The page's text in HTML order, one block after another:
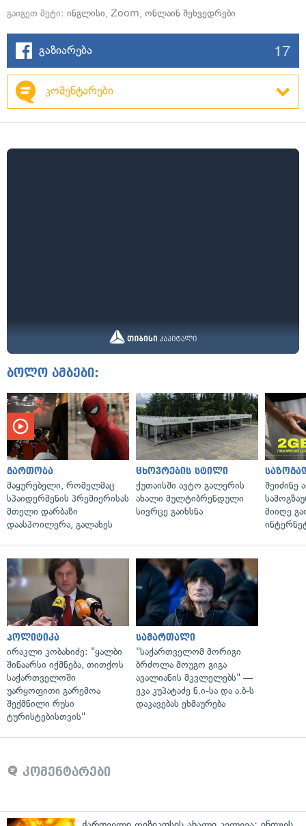
გაიგეთ მეტი: ინგლისი, Zoom, ონლაინ შეხვედრები
გაზიარება 17
კომენტარები
ბოლო ამბები:
გართობა
მაყურებელი, რომელმაც
სპაიდერმენის პრემიერისას
მთელი დარბაზი
დაასპოილერა, გალახეს
ცხოვრების სტილი
ქუთაისში ავტო გალერის
ახალი მულტიბრენდული
სივრცე გაიხსნა
შეიძინე
მიიღე
პოლიტიკა
ირაკლი კობახიძე: "ყალბი
შინაარსი იქმნება, თითქოს
საქართველოში
უარყოფითი გარემოა
შექმნილი რუსი
ტურისტებისთვის"
სამართალი
"საქართველომ მორიგი
ბრძოლა მოუგო გიგა
ავალიანის მკვლელებს" —
ეკა კუპატაძე ნ.ი-სა და ა.ბ-ს
დაკავებას ეხმაურება
კომენტარები